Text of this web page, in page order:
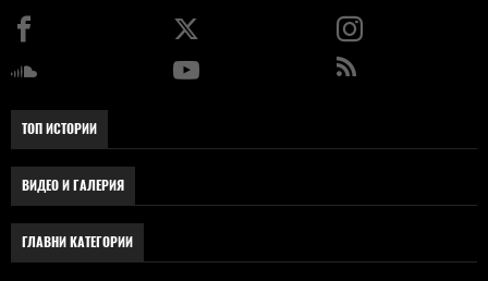
ТОП ИСТОРИИ
ВИДЕО И ГАЛЕРИЯ
ГЛАВНИ КАТЕГОРИИ